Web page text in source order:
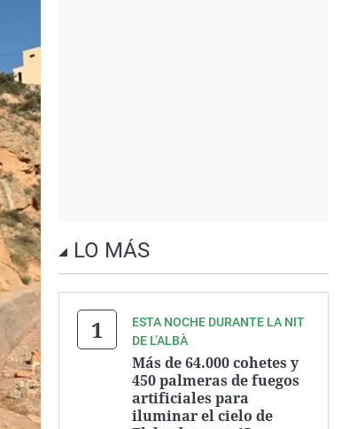
LO MÁS
ESTA NOCHE DURANTE LA NIT
DE L’ALBÀ
Más de 64.000 cohetes y
450 palmeras de fuegos
artificiales para
iluminar el cielo de